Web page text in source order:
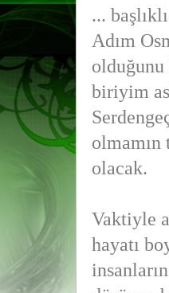
...
Adım
olduğunu
biriyim
olmamın
olacak.
Vaktiyle
hayatı